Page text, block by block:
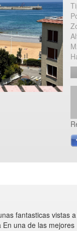
fantasticas vistas
una de las mejores